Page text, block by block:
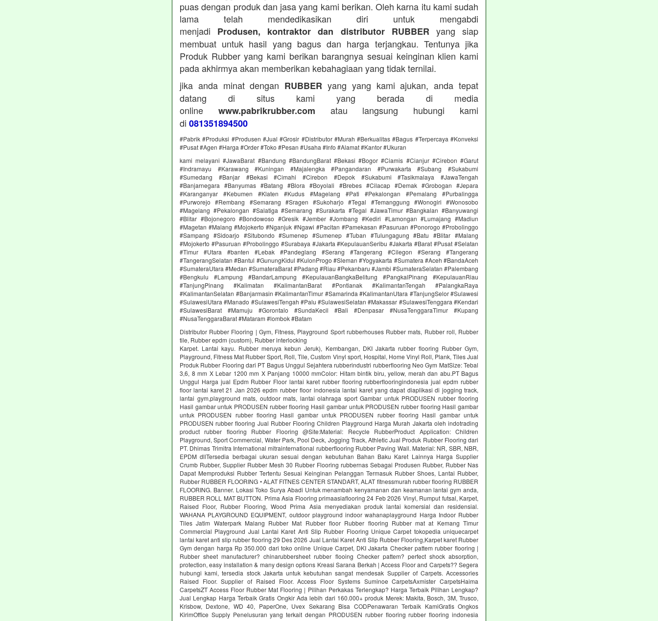
puas dengan produk dan jasa yang kami berikan. Oleh karna itu kami sudah
lama telah mendedikasikan diri untuk mengabdi
menjadi Produsen, kontraktor dan distributor RUBBER yang siap
membuat untuk hasil yang bagus dan harga terjangkau. Tentunya jika
Produk Rubber yang kami berikan barangnya sesuai keinginan klien kami
pada akhirmya akan memberikan kebahagiaan yang tidak ternilai.
jika anda minat dengan RUBBER yang yang kami ajukan, anda tepat
datang di situs kami yang berada di media
online www.pabrikrubber.com atau langsung hubungi kami
di 081351894500
#Pabrik #Produksi #Produsen #Jual #Grosir #Distributor #Murah #Berkualitas #Bagus #Terpercaya #Konveksi
#Pusat #Agen #Harga #Order #Toko #Pesan #Usaha #Info #Alamat #Kantor #Ukuran
kami melayani #JawaBarat #Bandung #BandungBarat #Bekasi #Bogor #Ciamis #Cianjur #Cirebon #Garut
#Indramayu #Karawang #Kuningan #Majalengka #Pangandaran #Purwakarta #Subang #Sukabumi
#Sumedang #Banjar #Bekasi #Cimahi #Cirebon #Depok #Sukabumi #Tasikmalaya #JawaTengah
#Banjarnegara #Banyumas #Batang #Blora #Boyolali #Brebes #Cilacap #Demak #Grobogan #Jepara
#Karanganyar #Kebumen #Klaten #Kudus #Magelang #Pati #Pekalongan #Pemalang #Purbalingga
#Purworejo #Rembang #Semarang #Sragen #Sukoharjo #Tegal #Temanggung #Wonogiri #Wonosobo
#Magelang #Pekalongan #Salatiga #Semarang #Surakarta #Tegal #JawaTimur #Bangkalan #Banyuwangi
#Blitar #Bojonegoro #Bondowoso #Gresik #Jember #Jombang #Kediri #Lamongan #Lumajang #Madiun
#Magetan #Malang #Mojokerto #Nganjuk #Ngawi #Pacitan #Pamekasan #Pasuruan #Ponorogo #Probolinggo
#Sampang #Sidoarjo #Situbondo #Sumenep #Sumenep #Tuban #Tulungagung #Batu #Blitar #Malang
#Mojokerto #Pasuruan #Probolinggo #Surabaya #Jakarta #KepulauanSeribu #Jakarta #Barat #Pusat #Selatan
#Timur #Utara #banten #Lebak #Pandeglang #Serang #Tangerang #Cilegon #Serang #Tangerang
#TangerangSelatan #Bantul #GunungKidul #KulonProgo #Sleman #Yogyakarta #Sumatera #Aceh #BandaAceh
#SumateraUtara #Medan #SumateraBarat #Padang #Riau #Pekanbaru #Jambi #SumateraSelatan #Palembang
#Bengkulu #Lampung #BandarLampung #KepulauanBangkaBelitung #PangkalPinang #KepulauanRiau
#TanjungPinang #Kalimatan #KalimantanBarat #Pontianak #KalimantanTengah #PalangkaRaya
#KalimantanSelatan #Banjarmasin #KalimantanTimur #Samarinda #KalimantanUtara #TanjungSelor #Sulawesi
#SulawesiUtara #Manado #SulawesiTengah #Palu #SulawesiSelatan #Makassar #SulawesiTenggara #Kendari
#SulawesiBarat #Mamuju #Gorontalo #SundaKecil #Bali #Denpasar #NusaTenggaraTimur #Kupang
#NusaTenggaraBarat #Mataram #lombok #Batam
Distributor Rubber Flooring | Gym, Fitness, Playground Sport rubberhouses Rubber mats, Rubber roll, Rubber
tile, Rubber epdm (custom), Rubber interlocking
Karpet. Lantai kayu. Rubber meruya kebun Jeruk), Kembangan, DKI Jakarta rubber flooring Rubber Gym,
Playground, Fitness Mat Rubber Sport, Roll, Tile, Custom Vinyl sport, Hospital, Home Vinyl Roll, Plank, Tiles Jual
Produk Rubber Flooring dari PT Bagus Unggul Sejahtera rubberindustri rubberflooring Neo Gym MatSize: Tebal
3,6, 8 mm X Lebar 1200 mm X Panjang 10000 mmColor: Hitam bintik biru, yellow, merah dan abu.PT Bagus
Unggul Harga jual Epdm Rubber Floor lantai karet rubber flooring rubberflooringindonesia jual epdm rubber
floor lantai karet 21 Jan 2026 epdm rubber floor indonesia lantai karet yang dapat diaplikasi di jogging track,
lantai gym,playground mats, outdoor mats, lantai olahraga sport Gambar untuk PRODUSEN rubber flooring
Hasil gambar untuk PRODUSEN rubber flooring Hasil gambar untuk PRODUSEN rubber flooring Hasil gambar
untuk PRODUSEN rubber flooring Hasil gambar untuk PRODUSEN rubber flooring Hasil gambar untuk
PRODUSEN rubber flooring Jual Rubber Flooring Children Playground Harga Murah Jakarta oleh indotrading
product rubber flooring Rubber Flooring @Site:Material: Recycle RubberProduct Application: Children
Playground, Sport Commercial, Water Park, Pool Deck, Jogging Track, Athletic Jual Produk Rubber Flooring dari
PT. Dhimas Trimitra International mitrainternational rubberflooring Rubber Paving Wall. Material: NR, SBR, NBR,
EPDM dllTersedia berbagai ukuran sesuai dengan kebutuhan Bahan Baku Karet Lainnya Harga Supplier
Crumb Rubber, Supplier Rubber Mesh 30 Rubber Flooring rubbernas Sebagai Produsen Rubber, Rubber Nas
Dapat Memproduksi Rubber Tertentu Sesuai Keinginan Pelanggan Termasuk Rubber Shoes, Lantai Rubber,
Rubber RUBBER FLOORING • ALAT FITNES CENTER STANDART, ALAT fitnessmurah rubber flooring RUBBER
FLOORING. Banner. Lokasi Toko Surya Abadi Untuk menambah kenyamanan dan keamanan lantai gym anda,
RUBBER ROLL MAT BUTTON. Prima Asia Flooring primaasiaflooring 24 Feb 2026 Vinyl, Rumput futsal, Karpet,
Raised Floor, Rubber Flooring, Wood Prima Asia menyediakan produk lantai komersial dan residensial.
WAHANA PLAYGROUND EQUIPMENT, outdoor playground indoor wahanaplayground Harga Indoor Rubber
Tiles Jatim Waterpark Malang Rubber Mat Rubber floor Rubber flooring Rubber mat at Kemang Timur
Commercial Playground Jual Lantai Karet Anti Slip Rubber Flooring Unique Carpet tokopedia uniquecarpet
lantai karet anti slip rubber flooring 29 Des 2026 Jual Lantai Karet Anti Slip Rubber Flooring,Karpet karet Rubber
Gym dengan harga Rp 350.000 dari toko online Unique Carpet, DKI Jakarta Checker pattem rubber flooring |
Rubber sheet manufacturer? chinarubbersheet rubber flooing Checker pattem? perfect shock absorption,
protection, easy installation & many design options Kreasi Sarana Berkah | Access Floor and Carpets?? Segera
hubungi kami, tersedia stock Jakarta untuk kebutuhan sangat mendesak Supplier of Carpets. Accessories
Raised Floor. Supplier of Raised Floor. Access Floor Systems Suminoe CarpetsAxmister CarpetsHaima
CarpetsZT Access Floor Rubber Mat Flooring | Pilihan Perkakas Terlengkap? Harga Terbaik Pilihan Lengkap?
Jual Lengkap Harga Terbaik Gratis Ongkir Ada lebih dari 160.000+ produk Merek: Makita, Bosch, 3M, Trusco,
Krisbow, Dextone, WD 40, PaperOne, Uvex Sekarang Bisa CODPenawaran Terbaik KamiGratis Ongkos
KirimOffice Supply Penelusuran yang terkait dengan PRODUSEN rubber flooring rubber flooring indonesia